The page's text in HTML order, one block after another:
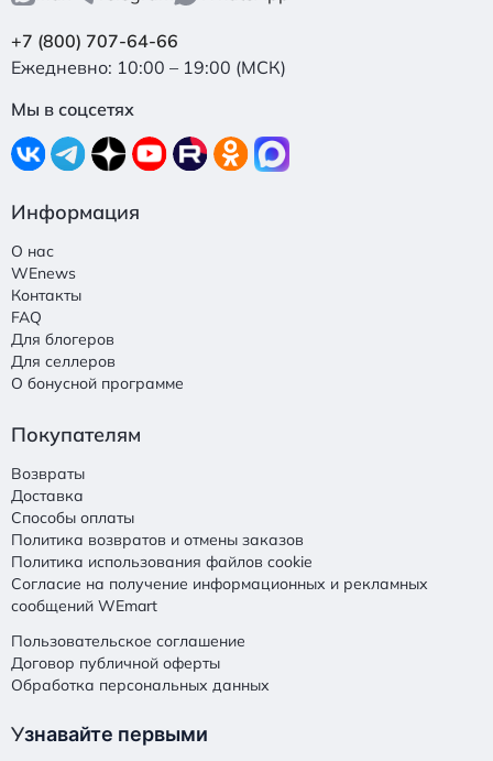
+7 (800) 707-64-66
Ежедневно: 10:00 – 19:00 (МСК)
Мы в соцсетях
Информация
О нас
WEnews
Контакты
FAQ
Для блогеров
Для селлеров
О бонусной программе
Покупателям
Возвраты
Доставка
Способы оплаты
Политика возвратов и отмены заказов
Политика использования файлов cookie
Согласие на получение информационных и рекламных
сообщений WEmart
Пользовательское соглашение
Договор публичной оферты
Обработка персональных данных
Узнавайте первыми